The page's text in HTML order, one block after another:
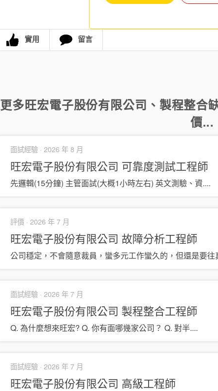
實用 留言
更多旺宏電子股份有限公司 、 製程整合
價...
面試經驗 · 2026 年 8 月
旺宏電子股份有限公司 可靠度測試工程師
先邏輯(15分鐘) 主管面試(大概1小時左右) 英文測驗、資....
評價 · 2026 年 7 月
旺宏電子股份有限公司 故障分析工程師
公司穩定，不會隨意裁員，蠻多元工作蠻久的，但還是要往
面試經驗 · 2026 年 7 月
旺宏電子股份有限公司 製程整合工程師
Q. 為什麼想來旺宏? Q. 你有面哪幾家公司？ Q. 對半....
面試經驗 · 2026 年 7 月
旺宏電子股份有限公司 高級工程師